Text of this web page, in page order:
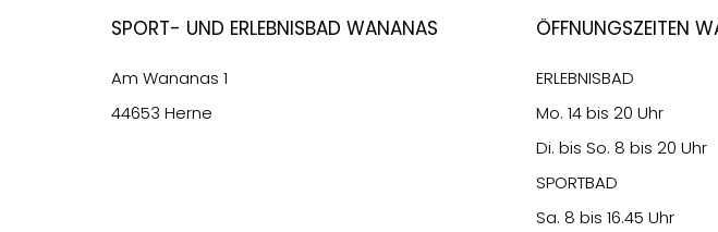
Sport- und Erlebnisbad Wananas
Am Wananas 1
44653 Herne
Öffnungszeiten
ERLEBNISBAD
Mo. 14 bis 20 Uhr
Di. bis So. 8 bis 20 Uhr
SPORTBAD
Sa. 8 bis 16.45 Uhr